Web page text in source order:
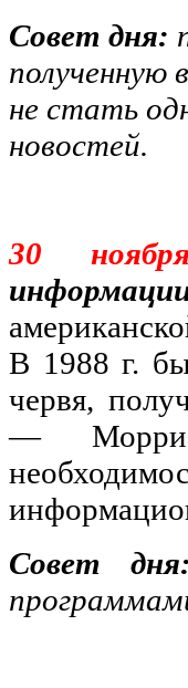
Совет дня:
полученную
не стать
новостей.
30 ноября
В 1988 г.
червя,
—
Совет дня: